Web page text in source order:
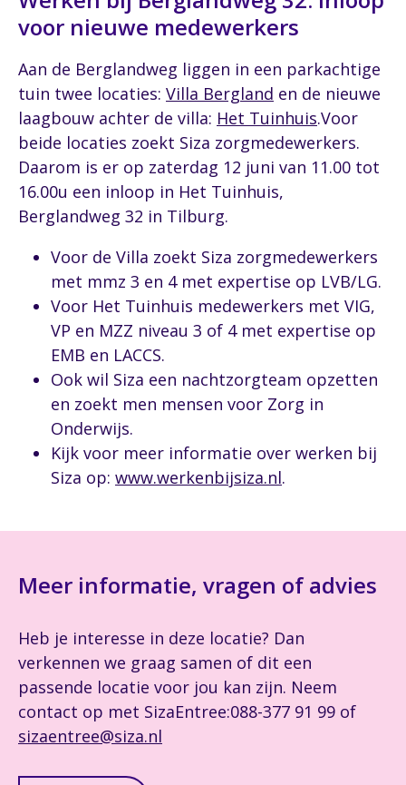
voor nieuwe medewerkers
Aan de Berglandweg liggen in een parkachtige
tuin twee locaties: Villa Bergland en de nieuwe
laagbouw achter de villa: Het Tuinhuis.Voor
beide locaties zoekt Siza zorgmedewerkers.
Daarom is er op zaterdag 12 juni van 11.00 tot
16.00u een inloop in Het Tuinhuis,
Berglandweg 32 in Tilburg.
Voor de Villa zoekt Siza zorgmedewerkers
met mmz 3 en 4 met expertise op LVB/LG.
Voor Het Tuinhuis medewerkers met VIG,
VP en MZZ niveau 3 of 4 met expertise op
EMB en LACCS.
Ook wil Siza een nachtzorgteam opzetten
en zoekt men mensen voor Zorg in
Onderwijs.
Kijk voor meer informatie over werken bij
Siza op: www.werkenbijsiza.nl.
Meer informatie, vragen of advies
Heb je interesse in deze locatie? Dan
verkennen we graag samen of dit een
passende locatie voor jou kan zijn. Neem
contact op met SizaEntree:088-377 91 99 of
sizaentree@siza.nl